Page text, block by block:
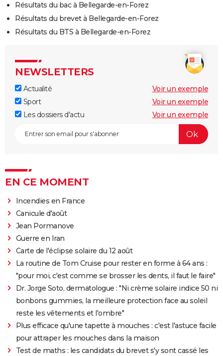
Résultats du bac à Bellegarde-en-Forez
Résultats du brevet à Bellegarde-en-Forez
Résultats du BTS à Bellegarde-en-Forez
NEWSLETTERS
Actualité
Voir un exemple
Sport
Voir un exemple
Les dossiers d'actu
Voir un exemple
EN CE MOMENT
Incendies en France
Canicule d'août
Jean Pormanove
Guerre en Iran
Carte de l'éclipse solaire du 12 août
La routine de Tom Cruise pour rester en forme à 64 ans :
"pour moi, c'est comme se brosser les dents, il faut le faire"
Dr. Jorge Soto, dermatologue : "Ni crème solaire indice 50 ni
bonbons gummies, la meilleure protection face au soleil
reste les vêtements et l'ombre"
Plus efficace qu'une tapette à mouches : c'est l'astuce facile
pour attraper les mouches dans la maison
Test de maths : les candidats du brevet s'y sont cassé les